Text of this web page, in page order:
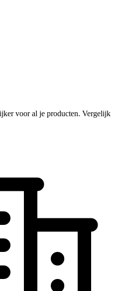
voor al je producten. Vergelijk